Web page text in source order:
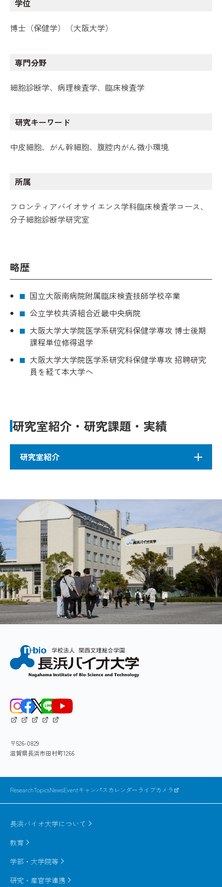
学位
博士（保健学）（大阪大学）
専門分野
細胞診断学、病理検査学、臨床検査学
研究キーワード
中皮細胞、がん幹細胞、腹腔内がん微小環境
所属
フロンティアバイオサイエンス学科臨床検査学コース、
分子細胞診断学研究室
略歴
国立大阪南病院附属臨床検査技師学校卒業
公立学校共済組合近畿中央病院
大阪大学大学院医学系研究科保健学専攻 博士後期
課程単位修得退学
大阪大学大学院医学系研究科保健学専攻 招聘研究
員を経て本大学へ
研究室紹介・研究課題・実績
研究室紹介
＃中皮細胞 ＃がん幹細胞 ＃腹腔内がん微小環
近年のがん治療はめまぐるしい進歩がみられます
が、がん性漿膜炎に進行してしまうと抗癌剤が効
きにくくなります。その原因の一つに中皮細胞が
がん細胞に対してがん幹細胞様特質を附与してい
ることを検証してきました。研究室では、細胞の
形態を基本として分子生物学的に体腔内のがん微
ていきます。
〒526-0829
滋賀県長浜市田村町1266
ResearchTopicsNewsEventキャンパスカレンダーライブカメラ
長浜バイオ大学について
研究・産官学連携
教育
学部・大学院等